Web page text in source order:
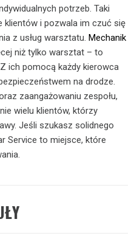
potrzeb. Taki
klientów i pozwala im czuć się
z usług warsztatu. Mechanik
niż tylko warsztat – to
ich pomocą każdy kierowca
na drodze.
zaangażowaniu zespołu,
wielu klientów, którzy
Jeśli szukasz solidnego
Service to miejsce, które